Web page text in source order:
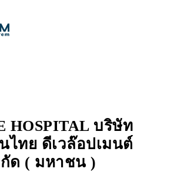
HOSPITAL บริษัท
ไทย ดีเวล๊อปเมนต์
ด ( มหาชน )